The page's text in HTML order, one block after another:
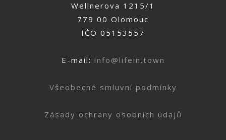
Wellnerova 1215/1
779 00 Olomouc
IČO 05153557
E-mail: info@lifein.town
Všeobecné smluvní podmínky
Zásady ochrany osobních údajů